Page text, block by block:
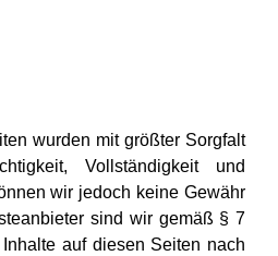
wurden mit größter Sorgfalt
Vollständigkeit und
wir jedoch keine Gewähr
sind wir gemäß § 7
auf diesen Seiten nach